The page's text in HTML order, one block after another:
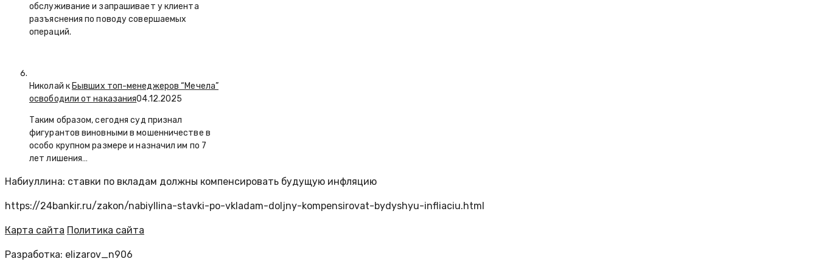
обслуживание и запрашивает у клиента
разъяснения по поводу совершаемых
операций.
Николай к Бывших топ-менеджеров “Мечела”
освободили от наказания04.12.2025
Таким образом, сегодня суд признал
фигурантов виновными в мошенничестве в
особо крупном размере и назначил им по 7
лет лишения…
Набиуллина: ставки по вкладам должны компенсировать будущую инфляцию
https://24bankir.ru/zakon/nabiyllina-stavki-po-vkladam-doljny-kompensirovat-bydyshyu-infliaciu.html
Карта сайта Политика сайта
Разработка: elizarov_n906